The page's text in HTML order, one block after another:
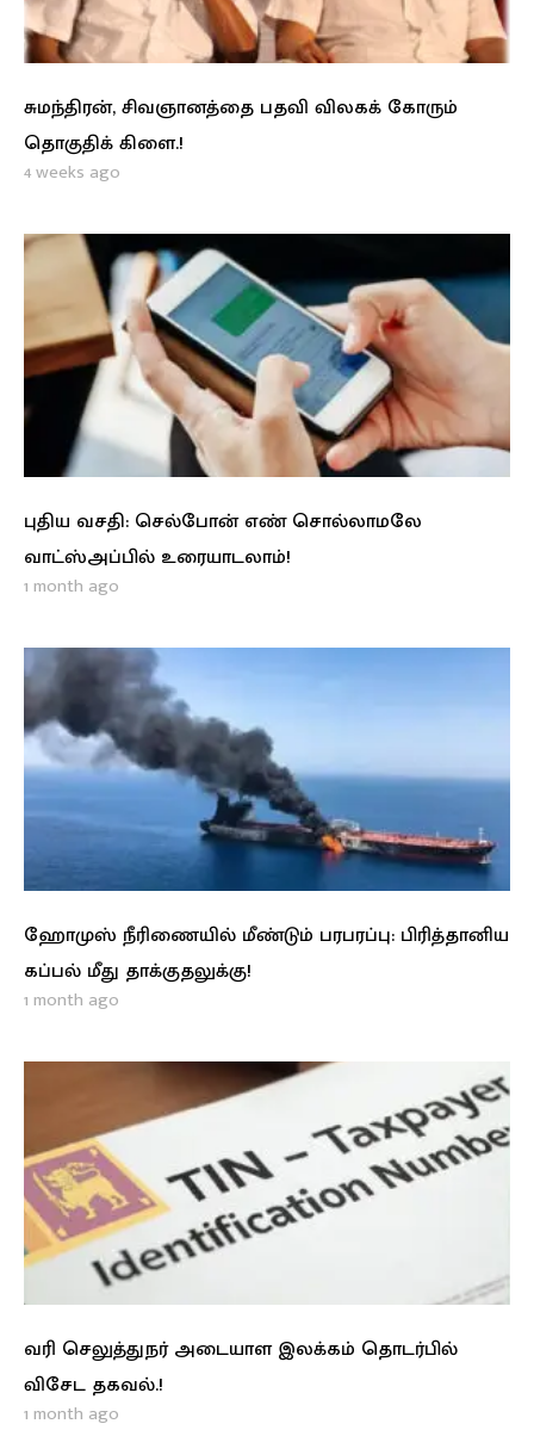
சுமந்திரன், சிவஞானத்தை பதவி விலகக் கோரும்
தொகுதிக் கிளை.!
4 weeks ago
புதிய வசதி: செல்போன் எண் சொல்லாமலே
வாட்ஸ்அப்பில் உரையாடலாம்!
1 month ago
ஹோமுஸ் நீரிணையில் மீண்டும் பரபரப்பு: பிரித்தானிய
கப்பல் மீது தாக்குதலுக்கு!
1 month ago
வரி செலுத்துநர் அடையாள இலக்கம் தொடர்பில்
விசேட தகவல்.!
1 month ago